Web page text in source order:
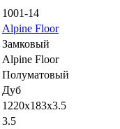
1001-14
Alpine Floor
Замковый
Alpine Floor
Полуматовый
Дуб
1220x183x3.5
3.5